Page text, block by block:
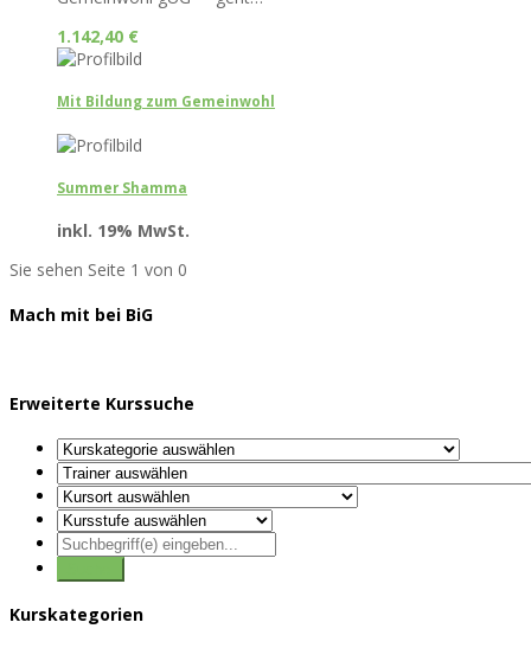
1.142,40 €
Mit Bildung zum Gemeinwohl
Summer Shamma
inkl. 19% MwSt.
Sie sehen Seite 1 von 0
Mach mit bei BiG
Erweiterte Kurssuche
Kurskategorien